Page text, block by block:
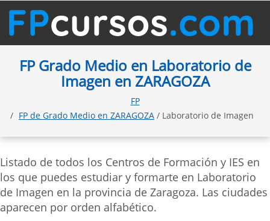
FP Grado Medio en Laboratorio de
Imagen en ZARAGOZA
FP
FP de Grado Medio en ZARAGOZA / Laboratorio de Imagen
Listado de todos los Centros de Formación y IES en
los que puedes estudiar y formarte en Laboratorio
de Imagen en la provincia de Zaragoza. Las ciudades
aparecen por orden alfabético.